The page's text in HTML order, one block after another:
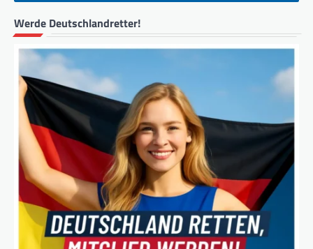
Werde Deutschlandretter!